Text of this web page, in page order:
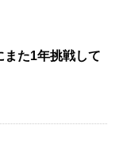
た1年挑戦して